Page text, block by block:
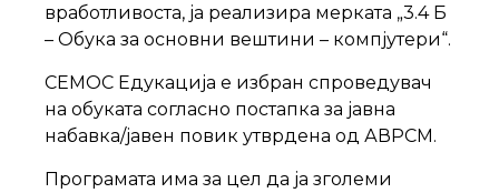
вработливоста, ја реализира мерката „3.4 Б
– Обука за основни вештини – компјутери“.
СЕМОС Едукација е избран спроведувач
на обуката согласно постапка за јавна
набавка/јавен повик утврдена од АВРСМ.
Програмата има за цел да ја зголеми